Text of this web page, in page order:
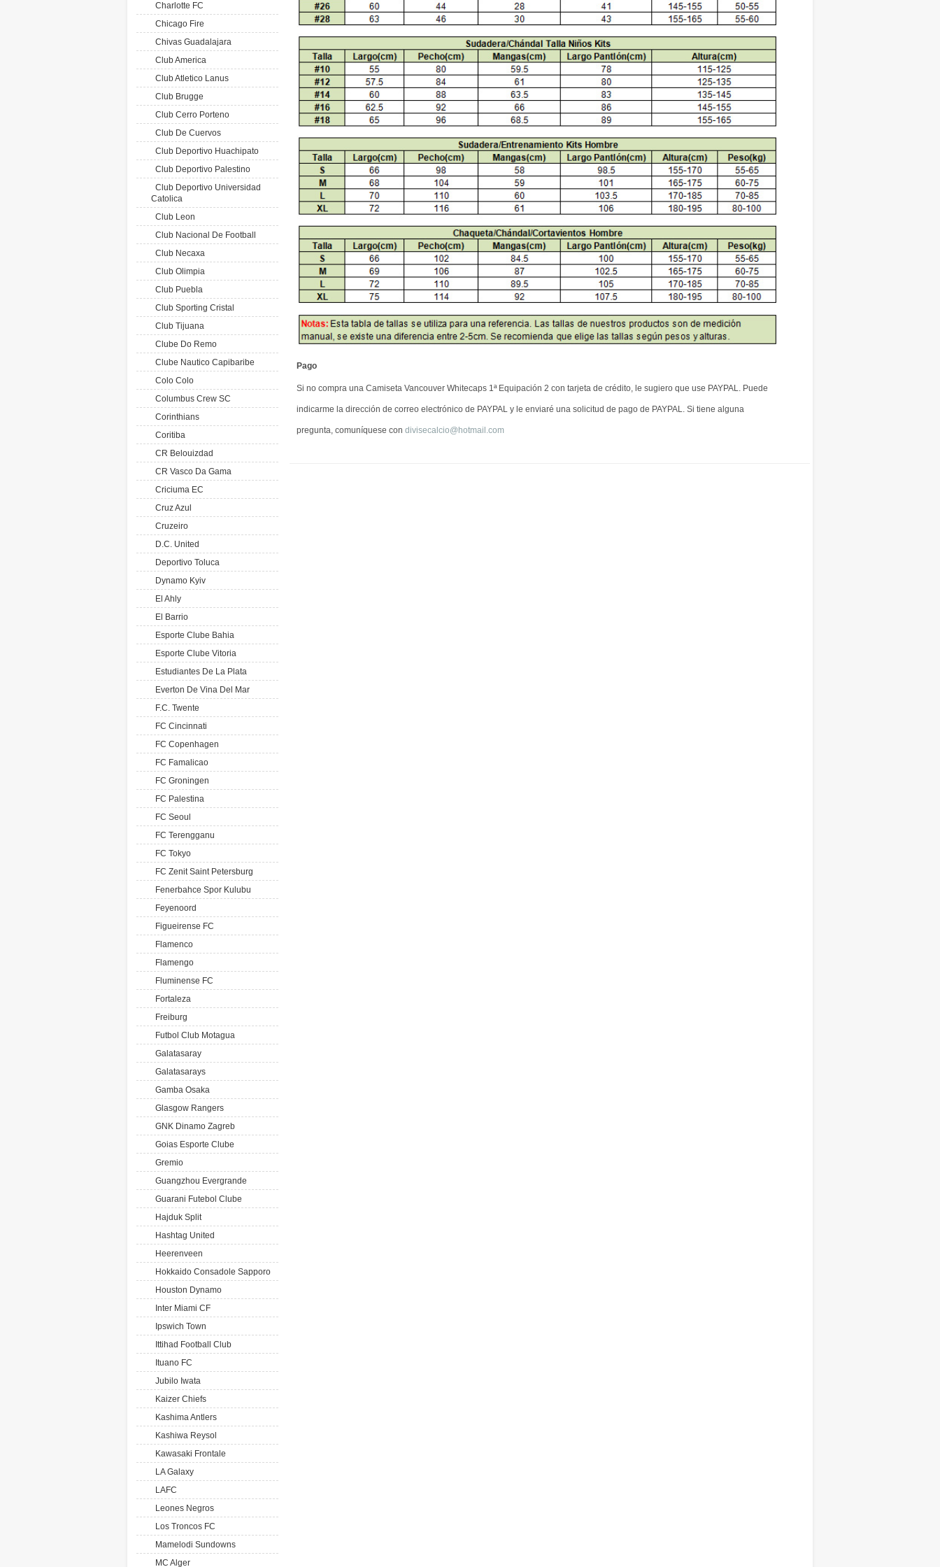
Charlotte FC
Chicago Fire
Chivas Guadalajara
Club America
Club Atletico Lanus
Club Brugge
Club Cerro Porteno
Club De Cuervos
Club Deportivo Huachipato
Club Deportivo Palestino
Club Deportivo Universidad
Catolica
Club Leon
Club Nacional De Football
Club Necaxa
Club Olimpia
Club Puebla
Club Sporting Cristal
Club Tijuana
Clube Do Remo
Clube Nautico Capibaribe
Colo Colo
Columbus Crew SC
Corinthians
Coritiba
CR Belouizdad
CR Vasco Da Gama
Criciuma EC
Cruz Azul
Cruzeiro
D.C. United
Deportivo Toluca
Dynamo Kyiv
El Ahly
El Barrio
Esporte Clube Bahia
Esporte Clube Vitoria
Estudiantes De La Plata
Everton De Vina Del Mar
F.C. Twente
FC Cincinnati
FC Copenhagen
FC Famalicao
FC Groningen
FC Palestina
FC Seoul
FC Terengganu
FC Tokyo
FC Zenit Saint Petersburg
Fenerbahce Spor Kulubu
Feyenoord
Figueirense FC
Flamenco
Flamengo
Fluminense FC
Fortaleza
Freiburg
Futbol Club Motagua
Galatasaray
Galatasarays
Gamba Osaka
Glasgow Rangers
GNK Dinamo Zagreb
Goias Esporte Clube
Gremio
Guangzhou Evergrande
Guarani Futebol Clube
Hajduk Split
Hashtag United
Heerenveen
Hokkaido Consadole Sapporo
Houston Dynamo
Inter Miami CF
Ipswich Town
Ittihad Football Club
Ituano FC
Jubilo Iwata
Kaizer Chiefs
Kashima Antlers
Kashiwa Reysol
Kawasaki Frontale
LA Galaxy
LAFC
Leones Negros
Los Troncos FC
Mamelodi Sundowns
MC Alger
Pago
Si no compra una Camiseta Vancouver Whitecaps 1ª Equipación 2 con tarjeta de crédito, le sugiero que use PAYPAL. Puede
indicarme la dirección de correo electrónico de PAYPAL y le enviaré una solicitud de pago de PAYPAL. Si tiene alguna
pregunta, comuníquese con divisecalcio@hotmail.com